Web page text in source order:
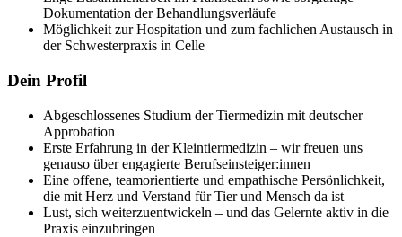
Dokumentation der Behandlungsverläufe
Möglichkeit zur Hospitation und zum fachlichen Austausch in
der Schwesterpraxis in Celle
Dein Profil
Abgeschlossenes Studium der Tiermedizin mit deutscher
Approbation
Erste Erfahrung in der Kleintiermedizin – wir freuen uns
genauso über engagierte Berufseinsteiger:innen
Eine offene, teamorientierte und empathische Persönlichkeit,
die mit Herz und Verstand für Tier und Mensch da ist
Lust, sich weiterzuentwickeln – und das Gelernte aktiv in die
Praxis einzubringen